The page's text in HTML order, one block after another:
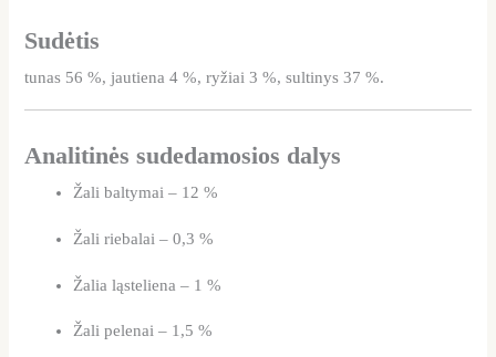
Sudėtis
tunas 56 %, jautiena 4 %, ryžiai 3 %, sultinys 37 %.
Analitinės sudedamosios dalys
Žali baltymai – 12 %
Žali riebalai – 0,3 %
Žalia ląsteliena – 1 %
Žali pelenai – 1,5 %